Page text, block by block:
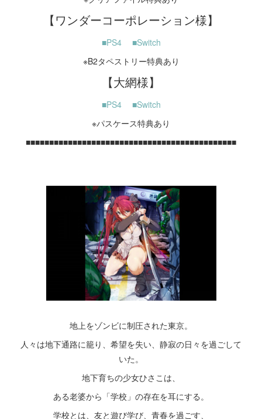
【ワンダーコーポレーション様】
■PS4
■Switch
※B2タペストリー特典あり
【大網様】
■PS4
■Switch
※パスケース特典あり
■■■■■■■■■■■■■■■■■■■■■■■■■■■■■■■■■■■■■■■■■■■■■
地上をゾンビに制圧された東京。
人々は地下通路に籠り、希望を失い、静寂の日々を過ごして
いた。
地下育ちの少女ひさこは、
ある老婆から「学校」の存在を耳にする。
学校とは、友と遊び学び、青春を過ごす、